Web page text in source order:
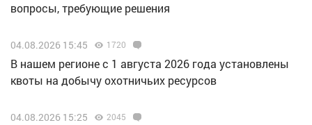
вопросы, требующие решения
04.08.2026 15:45 1720
В нашем регионе с 1 августа 2026 года установлены
квоты на добычу охотничьих ресурсов
04.08.2026 15:25 2045